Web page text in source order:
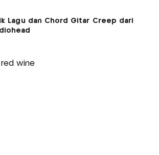
Lagu dan Chord Gitar Creep dari
wine